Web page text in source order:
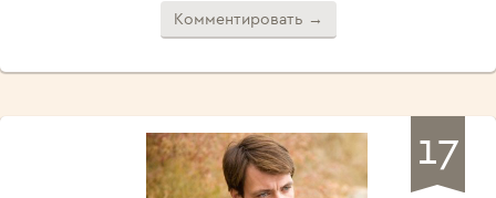
Комментировать →
17